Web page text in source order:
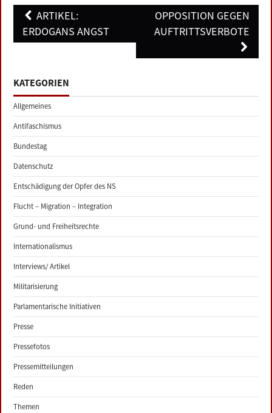
Post
navigation
ARTIKEL:
ERDOGANS ANGST
OPPOSITION GEGEN
AUFTRITTSVERBOTE
KATEGORIEN
Allgemeines
Antifaschismus
Bundestag
Datenschutz
Entschädigung der Opfer des NS
Flucht – Migration – Integration
Grund- und Freiheitsrechte
Internationalismus
Interviews/ Artikel
Militarisierung
Parlamentarische Initiativen
Presse
Pressefotos
Pressemitteilungen
Reden
Themen